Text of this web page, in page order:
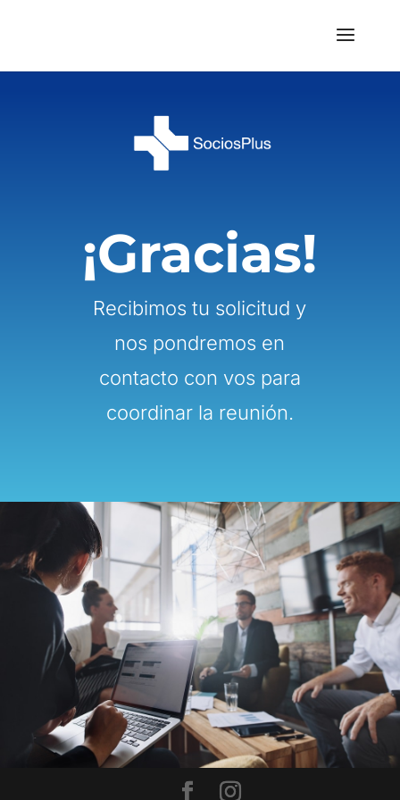
¡Gracias!
Recibimos tu solicitud y
nos pondremos en
contacto con vos para
coordinar la reunión.